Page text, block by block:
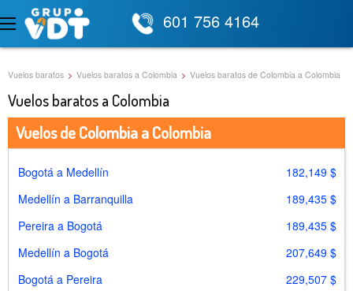
601 756 4164
Vuelos baratos > Vuelos baratos a Colombia > Vuelos baratos de Colombia a Colombia
Vuelos baratos a Colombia
Vuelos de Colombia a Colombia
Bogotá a Medellín
182,149 $
Medellín a Barranquilla
189,435 $
Pereira a Bogotá
189,435 $
Medellín a Bogotá
207,649 $
Bogotá a Pereira
229,507 $